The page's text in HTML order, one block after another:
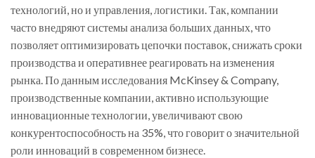
технологий, но и управления, логистики. Так, компании
часто внедряют системы анализа больших данных, что
позволяет оптимизировать цепочки поставок, снижать сроки
производства и оперативнее реагировать на изменения
рынка. По данным исследования McKinsey & Company,
производственные компании, активно использующие
инновационные технологии, увеличивают свою
конкурентоспособность на 35%, что говорит о значительной
роли инноваций в современном бизнесе.